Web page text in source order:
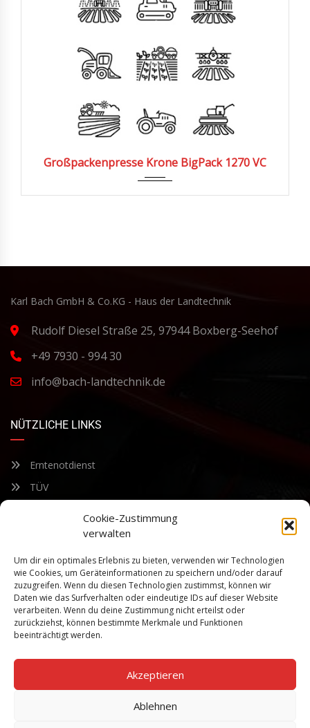
Cookie-Zustimmung
verwalten
Um dir ein optimales Erlebnis zu bieten, verwenden wir Technologien
wie Cookies, um Geräteinformationen zu speichern und/oder darauf
zuzugreifen. Wenn du diesen Technologien zustimmst, können wir
Daten wie das Surfverhalten oder eindeutige IDs auf dieser Website
verarbeiten. Wenn du deine Zustimmung nicht erteilst oder
zurückziehst, können bestimmte Merkmale und Funktionen
beeinträchtigt werden.
Akzeptieren
Ablehnen
Großpackenpresse Krone BigPack 1270 VC
Karl Bach GmbH & Co.KG - Haus der Landtechnik
Rudolf Diesel Straße 25, 97944 Boxberg-Seehof
+49 7930 - 994 30
info@bach-landtechnik.de
NÜTZLICHE LINKS
Erntenotdienst
TÜV
Bleiben Sie auf dem Laufenden über unsere sich ständig
weiterentwickelnden Produkteigenschaften und Technologien.
Geben Sie Ihre E-Mail-Adresse ein und abonnieren Sie unseren
Newsletter.